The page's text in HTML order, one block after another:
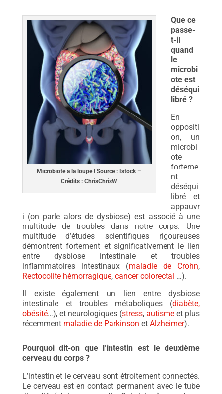
Microbiote à la loupe ! Source : Istock –
Crédits : ChrisChrisW
Que ce
passe-
t-il
quand
le
microbi
ote est
déséqui
libré ?
En
oppositi
on, un
microbi
ote
forteme
nt
déséqui
libré et
appauvr
i (on parle alors de dysbiose) est associé à une
multitude de troubles dans notre corps. Une
multitude d’études scientifiques rigoureuses
démontrent fortement et significativement le lien
entre dysbiose intestinale et troubles
inflammatoires intestinaux (maladie de Crohn,
Rectocolite hémorragique, cancer colorectal …).
Il existe également un lien entre dysbiose
intestinale et troubles métaboliques (diabète,
obésité…), et neurologiques (stress,autisme et plus
récemment maladie de Parkinson et Alzheimer).
Pourquoi dit-on que l’intestin est le deuxième
cerveau du corps ?
L’intestin et le cerveau sont étroitement connectés.
Le cerveau est en contact permanent avec le tube